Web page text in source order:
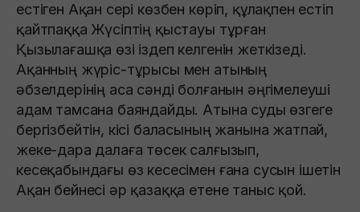
естіген Ақан сері көзбен көріп, құлақпен естіп
қайтпаққа Жүсіптің қыстауы тұрған
Қызылағашқа өзі іздеп келгенін жеткізеді.
Ақанның жүріс-тұрысы мен атының
әбзелдерінің аса сәнді болғанын әңгімелеуші
адам тамсана баяндайды. Атына суды өзгеге
бергізбейтін, кісі баласының жанына жатпай,
жеке-дара далаға төсек салғызып,
кесеқабындағы өз кесесімен ғана сусын ішетін
Ақан бейнесі әр қазаққа етене таныс қой.